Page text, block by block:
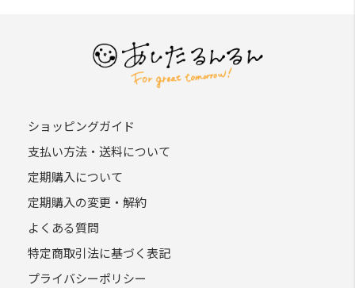
ショッピングガイド
支払い方法・送料について
定期購入について
定期購入の変更・解約
よくある質問
特定商取引法に基づく表記
プライバシーポリシー